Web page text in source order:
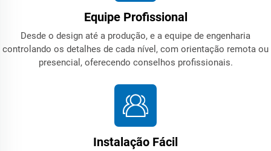
Equipe Profissional
Desde o design até a produção, e a equipe de engenharia
controlando os detalhes de cada nível, com orientação remota ou
presencial, oferecendo conselhos profissionais.
Instalação Fácil